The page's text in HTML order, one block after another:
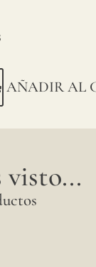
AÑADIR AL
visto...